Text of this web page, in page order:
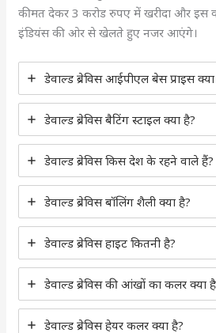
कीमत देकर 3 करोड रुपए में खरीदा और इस
इंडियंस की ओर से खेलते हुए नजर आएंगे।
डेवाल्ड ब्रेविस आईपीएल बेस प्राइस
डेवाल्ड ब्रेविस बैटिंग स्टाइल क्या है?
डेवाल्ड ब्रेविस किस देश के रहने वाले हैं?
डेवाल्ड ब्रेविस बॉलिंग शैली क्या है?
डेवाल्ड ब्रेविस हाइट कितनी है?
डेवाल्ड ब्रेविस की आंखों का कलर क्या
डेवाल्ड ब्रेविस हेयर कलर क्या है?